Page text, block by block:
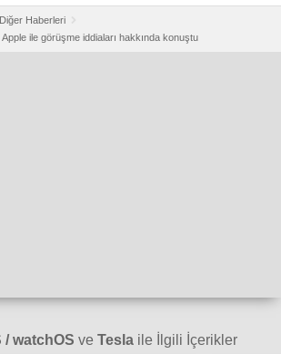
Diğer Haberleri
ile görüşme iddiaları hakkında konuştu
/ watchOS ve Tesla ile İlgili İçerikler